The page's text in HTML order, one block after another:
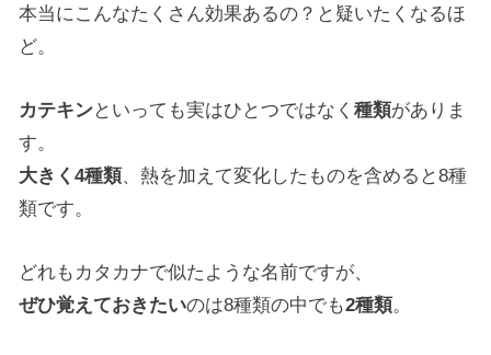
本当にこんなたくさん効果あるの？と疑いたくなるほ
ど。
カテキンといっても実はひとつではなく種類がありま
す。
大きく4種類、熱を加えて変化したものを含めると8種
類です。
どれもカタカナで似たような名前ですが、
ぜひ覚えておきたいのは8種類の中でも2種類。